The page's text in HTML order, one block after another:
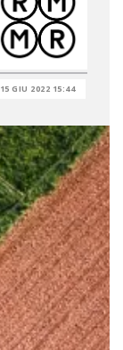
15 GIU 2022 15:44